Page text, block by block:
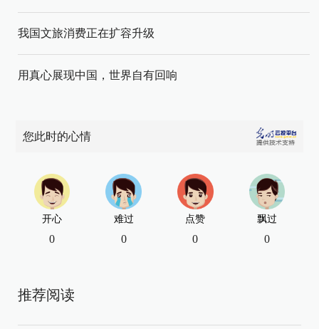
我国文旅消费正在扩容升级
用真心展现中国，世界自有回响
您此时的心情
开心
0
难过
0
点赞
0
飘过
0
推荐阅读